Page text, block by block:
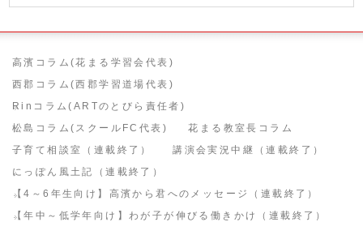
高濱コラム(花まる学習会代表)
西郡コラム(西郡学習道場代表)
Rinコラム(ARTのとびら責任者)
松島コラム(スクールFC代表)
花まる教室長コラム
子育て相談室（連載終了）
講演会実況中継（連載終了）
にっぽん風土記（連載終了）
【4～6年生向け】高濱から君へのメッセージ（連載終了）
【年中～低学年向け】わが子が伸びる働きかけ（連載終了）